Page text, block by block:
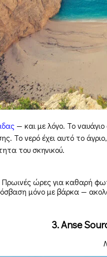
— και με λόγο. Το
Το νερό έχει αυτό το
του σκηνικού.
Πρωινές ώρες για καθαρή
μόνο με βάρκα —
3. Anse